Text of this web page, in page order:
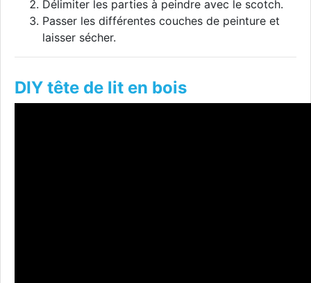
Délimiter les parties à peindre avec le scotch.
Passer les différentes couches de peinture et
laisser sécher.
DIY tête de lit en bois